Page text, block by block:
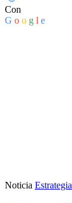
Con
G o o g l e
Noticia Estrategia